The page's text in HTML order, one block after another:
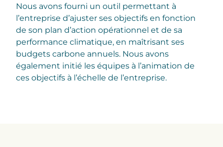
Nous avons fourni un outil permettant à
l’entreprise d’ajuster ses objectifs en fonction
de son plan d’action opérationnel et de sa
performance climatique, en maîtrisant ses
budgets carbone annuels. Nous avons
également initié les équipes à l’animation de
ces objectifs à l’échelle de l’entreprise.